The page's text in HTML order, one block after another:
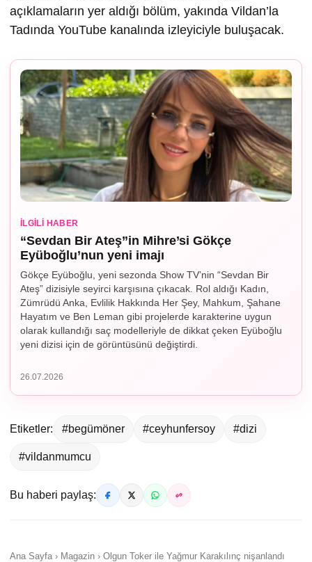
açıklamaların yer aldığı bölüm, yakında Vildan’la
Tadında YouTube kanalında izleyiciyle buluşacak.
İLGILI HABER
“Sevdan Bir Ateş”in Mihre’si Gökçe
Eyüboğlu’nun yeni imajı
Gökçe Eyüboğlu, yeni sezonda Show TV’nin “Sevdan Bir
Ateş” dizisiyle seyirci karşısına çıkacak. Rol aldığı Kadın,
Zümrüdü Anka, Evlilik Hakkında Her Şey, Mahkum, Şahane
Hayatım ve Ben Leman gibi projelerde karakterine uygun
olarak kullandığı saç modelleriyle de dikkat çeken Eyüboğlu
yeni dizisi için de görüntüsünü değiştirdi.
26.07.2026
Etiketler: #begümöner #ceyhunfersoy #dizi
#vildanmumcu
Bu haberi paylaş:
Ana Sayfa › Magazin › Olgun Toker ile Yağmur Karakılınç nişanlandı